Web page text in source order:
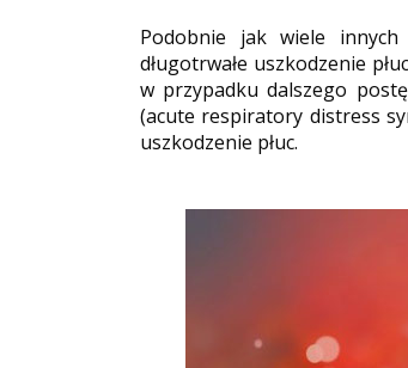
Podobnie jak wiele innych
długotrwałe uszkodzenie
w przypadku dalszego
(acute respiratory distress
uszkodzenie płuc.